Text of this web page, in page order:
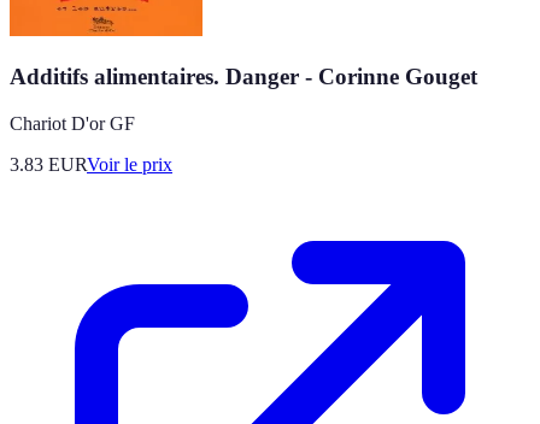
Additifs alimentaires. Danger - Corinne Gouget
Chariot D'or GF
3.83 EURVoir le prix